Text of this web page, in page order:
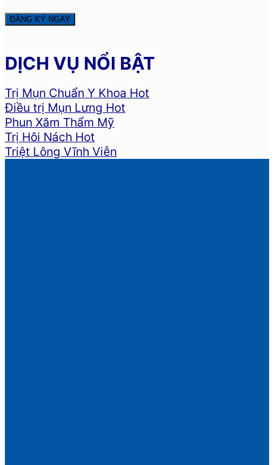
DỊCH VỤ NỔI BẬT
Trị Mụn Chuẩn Y Khoa
Điều trị Mụn Lưng
Phun Xăm Thẩm Mỹ
Trị Hôi Nách
Triệt Lông Vĩnh Viễn